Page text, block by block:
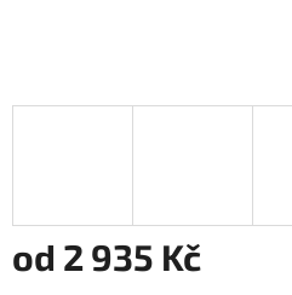
od 2 935 Kč